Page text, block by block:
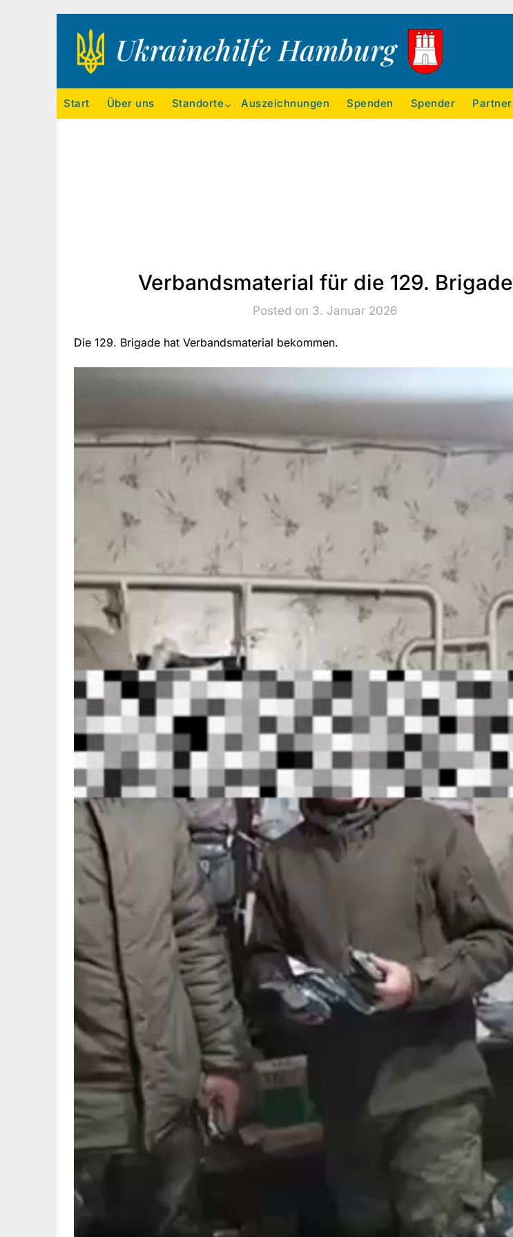
Ukrainehilfe Hamburg
Start Über uns Standorte Auszeichnungen Spenden Spender Partner
Verbandsmaterial für die 129. Brigade
Posted on 3. Januar 2026
Die 129. Brigade hat Verbandsmaterial bekommen.